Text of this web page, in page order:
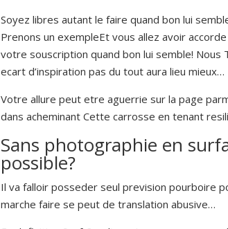
Soyez libres autant le faire quand bon lui
Prenons un exempleEt vous allez avoir
votre souscription quand bon lui semble! Nous
ecart d’inspiration pas du tout aura lieu mieux…
Votre allure peut etre aguerrie sur la page
dans acheminant Cette carrosse en tenant
Sans photographie en
possible?
Il va falloir posseder seul prevision pourboire
marche faire se peut de translation abusive…